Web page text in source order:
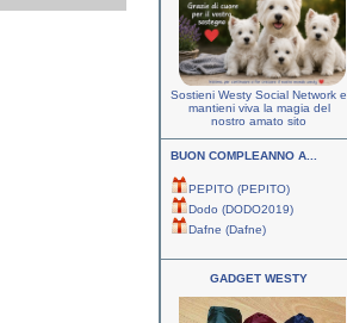
Sostieni Westy Social Network e
mantieni viva la magia del
nostro amato sito
BUON COMPLEANNO A...
PEPITO (PEPITO)
Dodo (DODO2019)
Dafne (Dafne)
GADGET WESTY